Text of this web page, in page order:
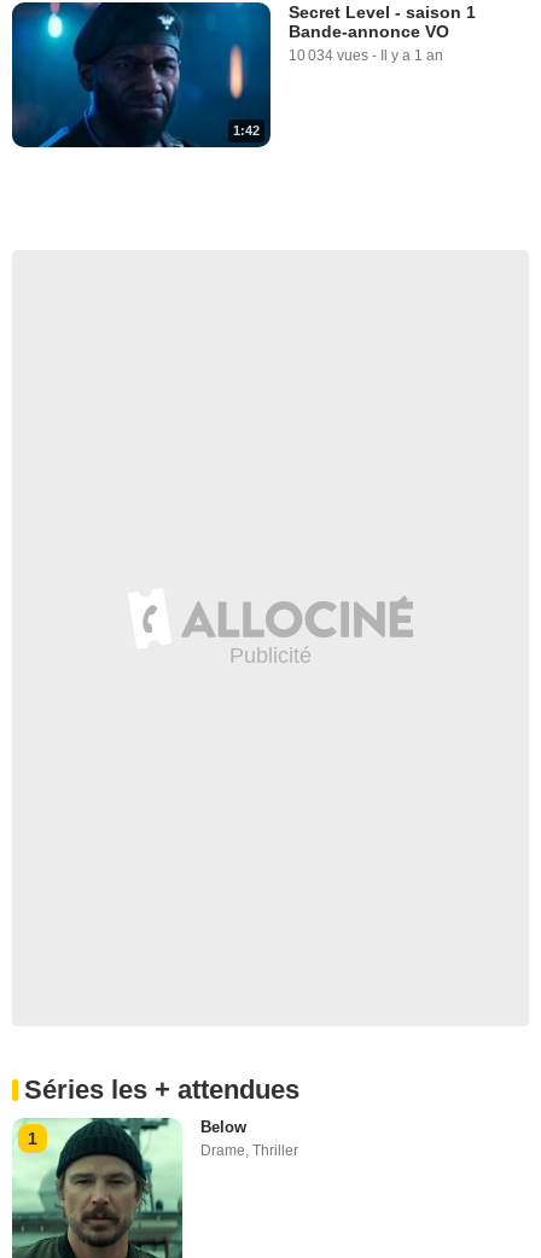
1:42
Secret Level - saison 1
Bande-annonce VO
10 034 vues - Il y a 1 an
Séries les + attendues
1
Below
Drame,Thriller